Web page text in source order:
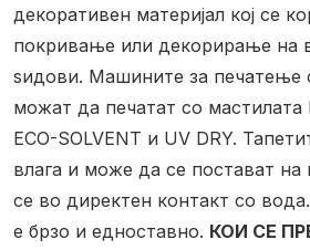
декоративен материјал кој се
покривање или декорирање на
ѕидови. Машините за печатење
можат да печатат со мастилата
ECO-SOLVENT и UV DRY.
влага и може да се постават
се во директен контакт со
е брзо и едноставно. КОИ СЕ